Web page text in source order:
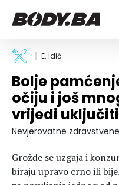
FITNESS
Vježbanje
Mršanje
Discipline
Indoor & Outdoor
Trening i vježbe
Takmičarski
Ostalo
ISHRANA
Nutricionizam
Recepti
ZDRAVLJE
Um i tijelo
E. Idić
Bolje
očiju i još
vrijedi
Nevjerovatne
Grožđe se uzgaja i
biraju upravo crno ili